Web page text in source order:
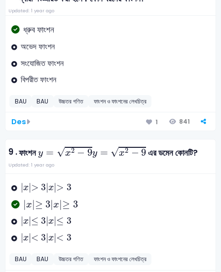
Updated: 1 year ago
ধ্রুব ফাংশন
অভেদ ফাংশন
সংযোজিত ফাংশন
বিপরীত ফাংশন
BAU BAU উচ্চতর গণিত ফাংশন ও ফাংশনের লেখচিত্র
Des 1 841
9 .ফাংশনy = √x2 − 9y = √x2 − 9
-9 এর ডমেন কোনটি?
Updated: 1 year ago
|x|> 3|x|> 3
x>3
x ≥ 3 |x ≥ 3
x≥3
|x|≤ 3|x|≤ 3
x≤3
|x|< 3|x|< 3
x<3
BAU BAU উচ্চতর গণিত ফাংশন ও ফাংশনের লেখচিত্র